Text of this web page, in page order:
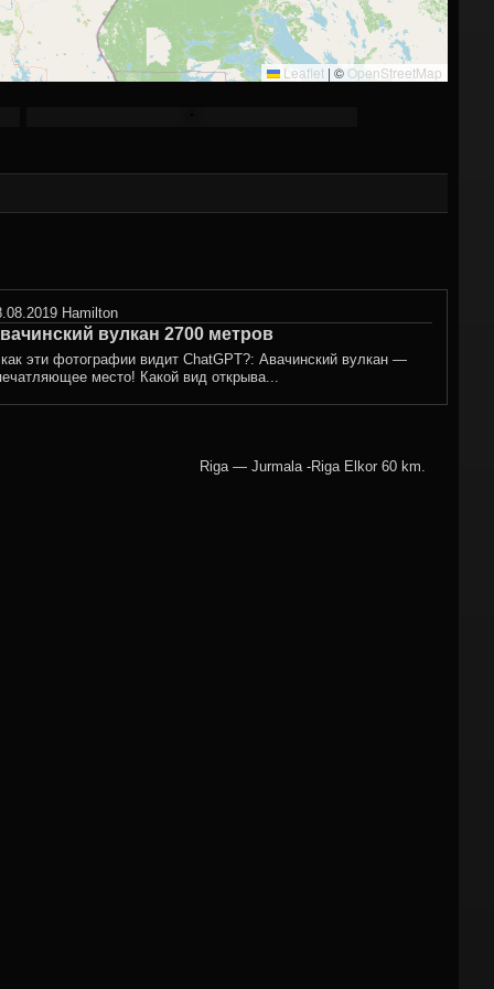
Leaflet | ©OpenStreetMap
Hamilton
вулкан 2700 метров
эти фотографии видит ChatGPT?: Авачинский вулкан —
место! Какой вид открыва...
Riga — Jurmala -Riga Elkor 60 km.